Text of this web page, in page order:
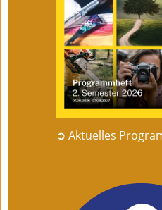
➲ Aktuelles